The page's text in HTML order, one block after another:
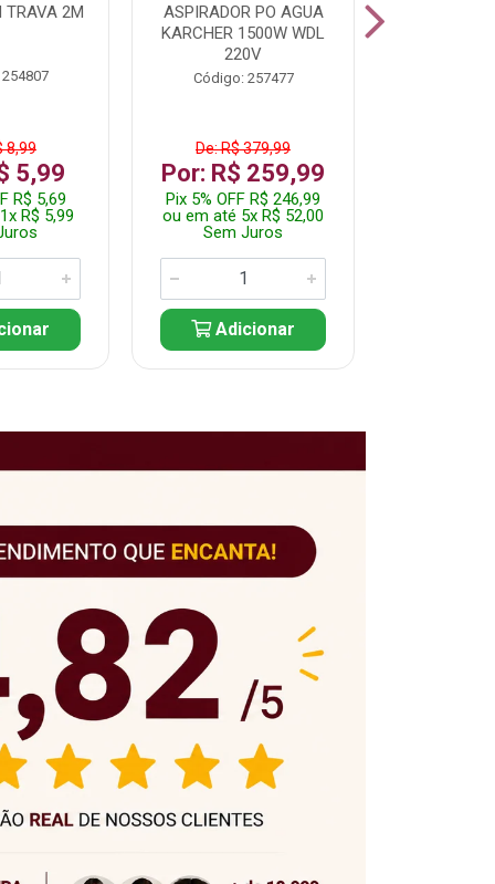
TRAVA 2M
8,99
5,99
R$ 5,69
R$ 5,99
ASPIRADOR PO AGUA
KARCHER 1500W WDL
220V
Código: 257477
De: R$ 379,99
Por: R$ 259,99
Pix 5% OFF R$ 246,99
ou em até 5x R$ 52,00
Sem Juros
Adicionar